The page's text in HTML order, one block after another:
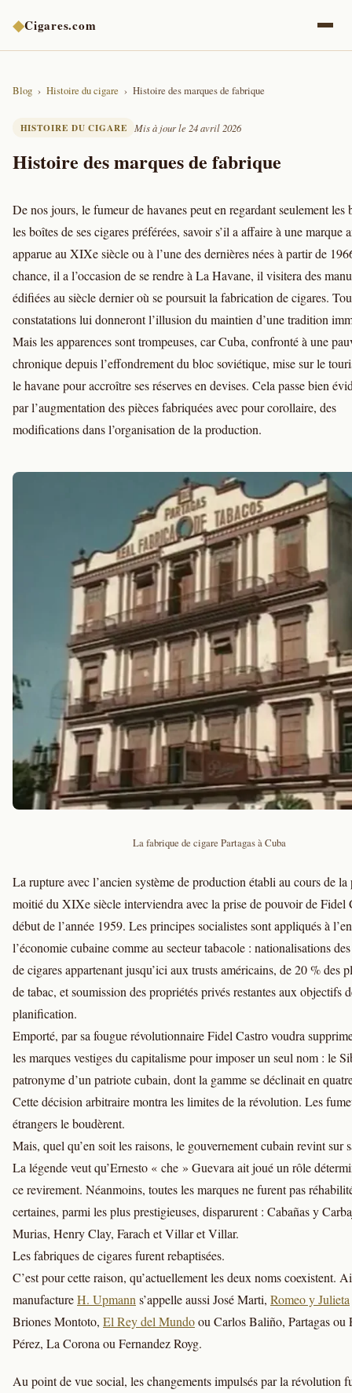
◆Cigares.com
Blog Histoire du cigare Histoire des marques de fabrique
HISTOIRE DU CIGARE Mis à jour le 24 avril 2026
Histoire des marques de fabrique
De nos jours, le fumeur de havanes peut en regardant seulement les
les boîtes de ses cigares préférées, savoir s’il a affaire à une marque
apparue au XIXe siècle ou à l’une des dernières nées à partir de
chance, il a l’occasion de se rendre à La Havane, il visitera des
édifiées au siècle dernier où se poursuit la fabrication de cigares.
constatations lui donneront l’illusion du maintien d’une tradition
Mais les apparences sont trompeuses, car Cuba, confronté à une
chronique depuis l’effondrement du bloc soviétique, mise sur le
le havane pour accroître ses réserves en devises. Cela passe bien
par l’augmentation des pièces fabriquées avec pour corollaire, des
modifications dans l’organisation de la production.
La fabrique de cigare Partagas à Cuba
La rupture avec l’ancien système de production établi au cours de la
moitié du XIXe siècle interviendra avec la prise de pouvoir de Fidel
début de l’année 1959. Les principes socialistes sont appliqués à
l’économie cubaine comme au secteur tabacole : nationalisations
de cigares appartenant jusqu’ici aux trusts américains, de 20 % des
de tabac, et soumission des propriétés privés restantes aux objectifs
planification.
Emporté, par sa fougue révolutionnaire Fidel Castro voudra
les marques vestiges du capitalisme pour imposer un seul nom : le
patronyme d’un patriote cubain, dont la gamme se déclinait en
Cette décision arbitraire montra les limites de la révolution. Les
étrangers le boudèrent.
Mais, quel qu’en soit les raisons, le gouvernement cubain revint sur
La légende veut qu’Ernesto « che » Guevara ait joué un rôle
ce revirement. Néanmoins, toutes les marques ne furent pas
certaines, parmi les plus prestigieuses, disparurent : Cabañas y
Murias, Henry Clay, Farach et Villar et Villar.
Les fabriques de cigares furent rebaptisées.
C’est pour cette raison, qu’actuellement les deux noms coexistent.
manufactureH. Upmann s’appelle aussi José Marti, Romeo y Julieta
Briones Montoto, El Rey del Mundoou Carlos Baliño, Partagas ou
Pérez, La Corona ou Fernandez Royg.
Au point de vue social, les changements impulsés par la révolution